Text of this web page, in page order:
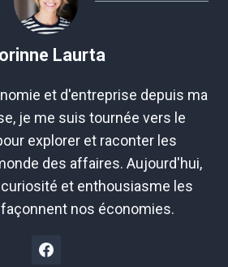
Laurta
et d'entreprise depuis ma
je me suis tournée vers le
explorer et raconter les
des affaires. Aujourd'hui,
et enthousiasme les
nos économies.